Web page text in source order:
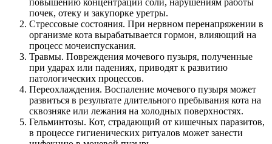
повышению концентрации соли, нарушениям работы
почек, отеку и закупорке уретры.
Стрессовые состояния. При нервном перенапряжении в
организме кота вырабатывается гормон, влияющий на
процесс мочеиспускания.
Травмы. Повреждения мочевого пузыря, полученные
при ударах или падениях, приводят к развитию
патологических процессов.
Переохлаждения. Воспаление мочевого пузыря может
развиться в результате длительного пребывания кота на
сквозняке или лежания на холодных поверхностях.
Гельминтозы. Кот, страдающий от кишечных паразитов,
в процессе гигиенических ритуалов может занести